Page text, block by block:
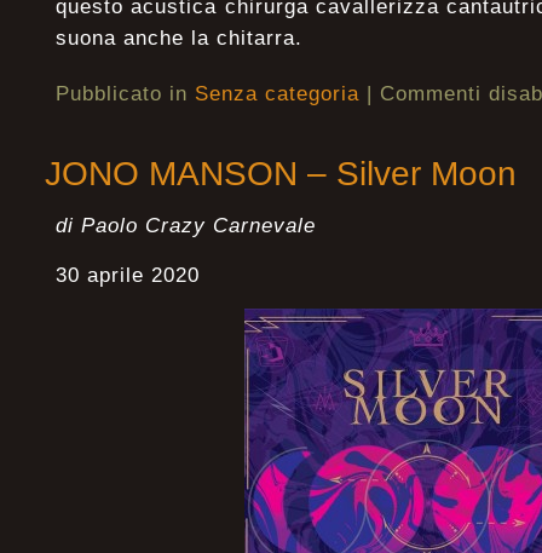
questo acustica chirurga cavallerizza
suona anche la chitarra.
Pubblicato in Senza categoria | Commenti
JONO MANSON – Silver Moon
di Paolo Crazy Carnevale
30 aprile 2020